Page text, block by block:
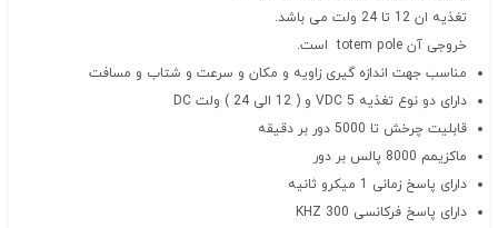
تغذیه ان 12 تا 24 ولت می باشد.
خروجی آن totem pole است.
مناسب جهت اندازه گیری زاویه و مکان و سرعت و شتاب و مسافت
دارای دو نوع تغذیه 5 VDC و ( 12 الی 24 ) ولت DC
قابلیت چرخش تا 5000 دور بر دقیقه
ماکزیمم 8000 پالس بر دور
دارای پاسخ زمانی 1 میکرو ثانیه
دارای پاسخ فرکانسی 300 KHZ